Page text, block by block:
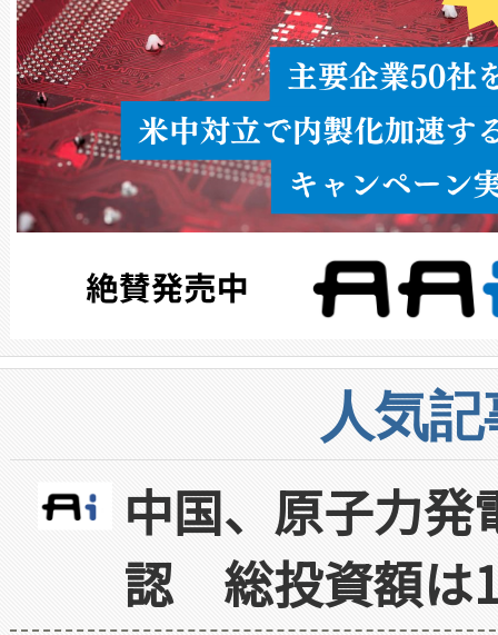
人気
中国、原子力
認 総投資額は